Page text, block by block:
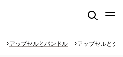
アップセルとバンドル アップセルとク